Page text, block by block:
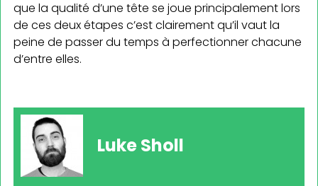
que la qualité d’une tête se joue principalement lors
de ces deux étapes c’est clairement qu’il vaut la
peine de passer du temps à perfectionner chacune
d’entre elles.
Luke Sholl